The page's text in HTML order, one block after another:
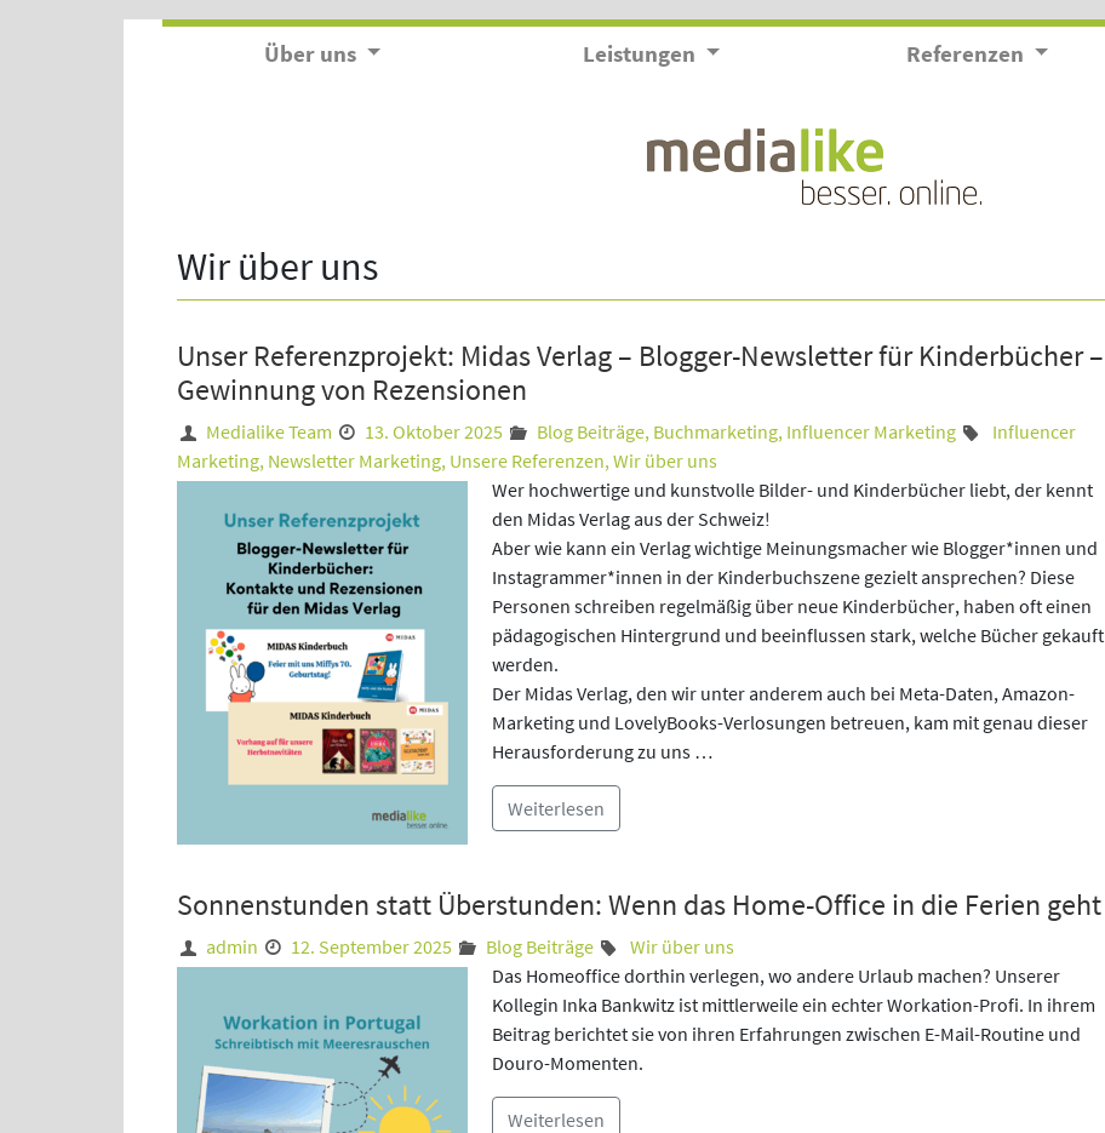
Über uns Leistungen Referenzen
Wir über uns
Unser Referenzprojekt: Midas Verlag – Blogger-Newsletter für Kinderbücher –
Gewinnung von Rezensionen
Medialike Team 13. Oktober 2025 Blog Beiträge, Buchmarketing, Influencer Marketing
Influencer
Marketing, Newsletter Marketing, Unsere Referenzen,Wir über uns
Wer hochwertige und kunstvolle Bilder- und Kinderbücher liebt, der kennt
den Midas Verlag aus der Schweiz!
Aber wie kann ein Verlag wichtige Meinungsmacher wie Blogger*innen und
Instagrammer*innen in der Kinderbuchszene gezielt ansprechen? Diese
Personen schreiben regelmäßig über neue Kinderbücher, haben oft einen
pädagogischen Hintergrund und beeinflussen stark, welche Bücher gekauft
werden.
Der Midas Verlag, den wir unter anderem auch bei Meta-Daten, Amazon-
Marketing und LovelyBooks-Verlosungen betreuen, kam mit genau dieser
Herausforderung zu uns …
Weiterlesen
Sonnenstunden statt Überstunden: Wenn das Home-Office in die Ferien geht
admin 12. September 2025 Blog Beiträge
Wir über uns
Das Homeoffice dorthin verlegen, wo andere Urlaub machen? Unserer
Kollegin Inka Bankwitz ist mittlerweile ein echter Workation-Profi. In ihrem
Beitrag berichtet sie von ihren Erfahrungen zwischen E-Mail-Routine und
Douro-Momenten.
Weiterlesen